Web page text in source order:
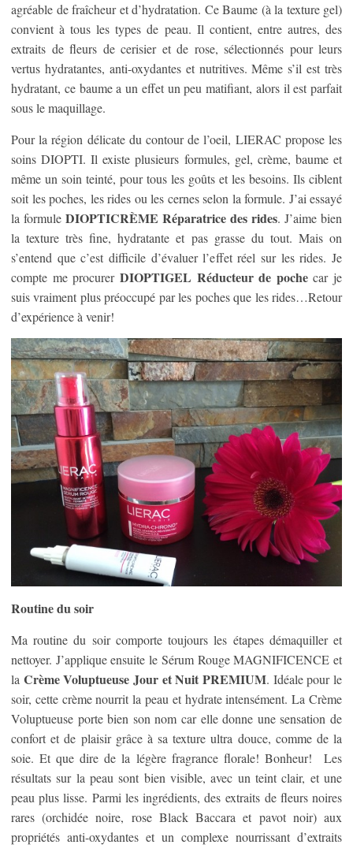
agréable de fraîcheur et d’hydratation. Ce Baume (à la texture gel)
convient à tous les types de peau. Il contient, entre autres, des
extraits de fleurs de cerisier et de rose, sélectionnés pour leurs
vertus hydratantes, anti-oxydantes et nutritives. Même s’il est très
hydratant, ce baume a un effet un peu matifiant, alors il est parfait
sous le maquillage.
Pour la région délicate du contour de l’oeil, LIERAC propose les
soins DIOPTI. Il existe plusieurs formules, gel, crème, baume et
même un soin teinté, pour tous les goûts et les besoins. Ils ciblent
soit les poches, les rides ou les cernes selon la formule. J’ai essayé
la formule DIOPTICRÈME Réparatrice des rides. J’aime bien
la texture très fine, hydratante et pas grasse du tout. Mais on
s’entend que c’est difficile d’évaluer l’effet réel sur les rides. Je
compte me procurer DIOPTIGEL Réducteur de pochecar je
suis vraiment plus préoccupé par les poches que les rides…Retour
d’expérience à venir!
Routine du soir
Ma routine du soir comporte toujours les étapes démaquiller et
nettoyer. J’applique ensuite le Sérum Rouge MAGNIFICENCE et
la Crème Voluptueuse Jour et Nuit PREMIUM. Idéale pour le
soir, cette crème nourrit la peau et hydrate intensément. La Crème
Voluptueuse porte bien son nom car elle donne une sensation de
confort et de plaisir grâce à sa texture ultra douce, comme de la
soie. Et que dire de la légère fragrance florale! Bonheur! Les
résultats sur la peau sont bien visible, avec un teint clair, et une
peau plus lisse. Parmi les ingrédients, des extraits de fleurs noires
rares (orchidée noire, rose Black Baccara et pavot noir) aux
propriétés anti-oxydantes et un complexe nourrissant d’extraits